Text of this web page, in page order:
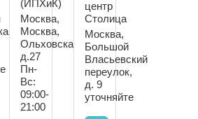
(ИПХиК)
Москва,
Москва,
Ольховская
д.27
Пн-
Вс:
09:00-
21:00
центр
Столица
Москва,
Большой
Власьевский
переулок,
д. 9
уточняйте